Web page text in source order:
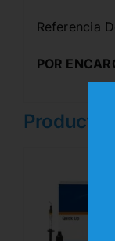
Referencia
POR
Producto